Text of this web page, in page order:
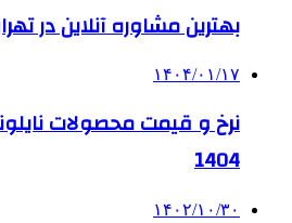
بهترین مشاوره آنلاین در
۱۴۰۴/۰۱/۱۷
نرخ و قیمت محصولات
1404
۱۴۰۲/۱۰/۳۰